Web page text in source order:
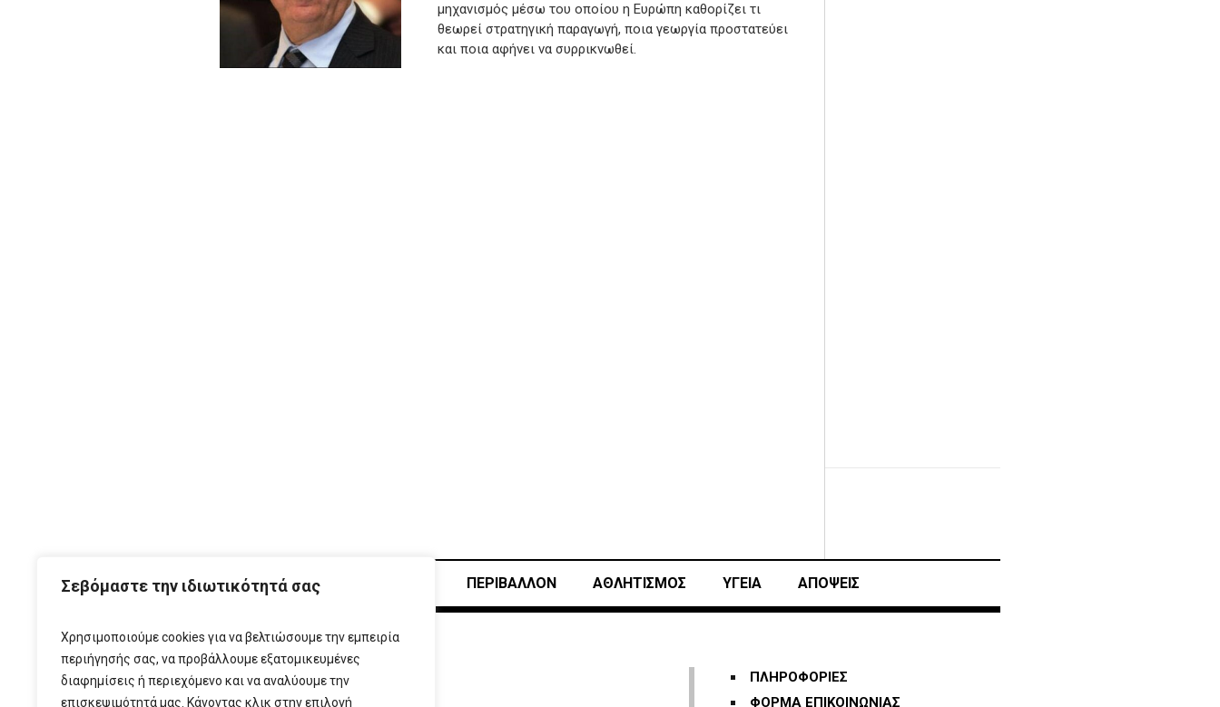
Σεβόμαστε την ιδιωτικότητά σας
Χρησιμοποιούμε cookies για να βελτιώσουμε την εμπειρία
περιήγησής σας, να προβάλλουμε εξατομικευμένες
διαφημίσεις ή περιεχόμενο και να αναλύουμε την
επισκεψιμότητά μας. Κάνοντας κλικ στην επιλογή
μηχανισμός μέσω του οποίου η Ευρώπη καθορίζει τι
θεωρεί στρατηγική παραγωγή, ποια γεωργία προστατεύει
και ποια αφήνει να συρρικνωθεί.
ΠΕΡΙΒΑΛΛΟΝ ΑΘΛΗΤΙΣΜΌΣ ΥΓΕΙΑ ΑΠΟΨΕΙΣ
ΠΛΗΡΟΦΟΡΙΕΣ
ΦΟΡΜΑ ΕΠΙΚΟΙΝΩΝΙΑΣ